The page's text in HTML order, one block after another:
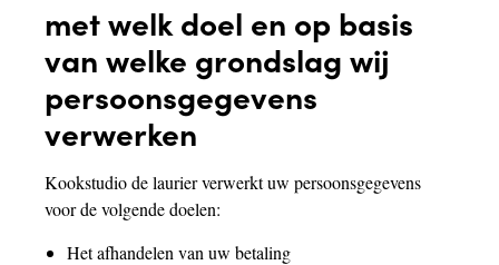
met welk doel en op basis
van welke grondslag wij
persoonsgegevens
verwerken
Kookstudio de laurier verwerkt uw persoonsgegevens
voor de volgende doelen:
Het afhandelen van uw betaling